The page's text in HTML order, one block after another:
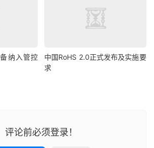
纳入管控
中国RoHS 2.0正式发布及实施要
求
评论前必须登录！